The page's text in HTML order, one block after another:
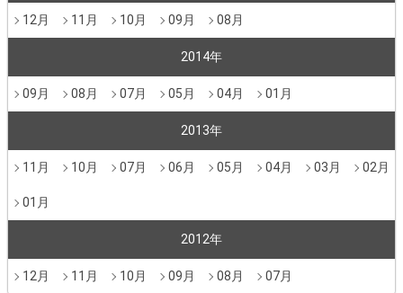
12月 11月 10月 09月 08月
2014年
09月 08月 07月 05月 04月 01月
2013年
11月 10月 07月 06月 05月 04月 03月 02月
01月
2012年
12月 11月 10月 09月 08月 07月